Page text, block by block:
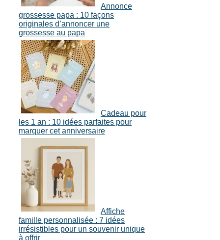
Annonce
grossesse papa : 10 façons
originales d’annoncer une
grossesse au papa
Cadeau pour
les 1 an : 10 idées parfaites pour
marquer cet anniversaire
Affiche
famille personnalisée : 7 idées
irrésistibles pour un souvenir unique
à offrir